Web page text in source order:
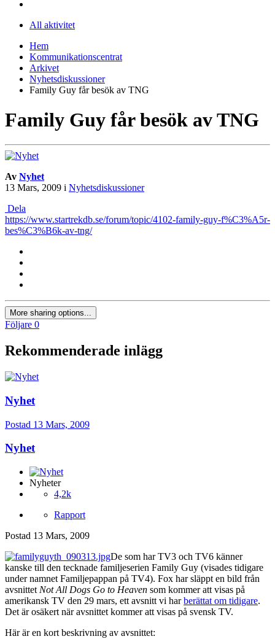
All aktivitet
Hem
Kommunikationscentrat
Arkivet
Nyhetsdiskussioner
Family Guy får besök av TNG
Family Guy får besök av TNG
Av Nyhet
13 Mars, 2009 i Nyhetsdiskussioner
Dela
https://www.startrekdb.se/forum/topic/4102-family-guy-f%C3%A5r-
bes%C3%B6k-av-tng/
More sharing options...
Följare 0
Rekommenderade inlägg
Nyhet
Postad 13 Mars, 2009
Nyhet
Nyheter
4,2k
Rapport
Postad 13 Mars, 2009
De som har TV3 och TV6 känner
kanske till den tecknade familjeserien Family Guy (visades tidigare
under namnet Familjepappan på TV4). Fox har släppt en bild från
avsnittet Not All Dogs Go to Heaven som kommer att visas på
amerikansk TV den 29 mars, ett avsnitt vi harberättat om tidigare.
Det är osäkert när avsnittet kommer att visas på svensk TV.
Här är en kort beskrivning av avsnittet: